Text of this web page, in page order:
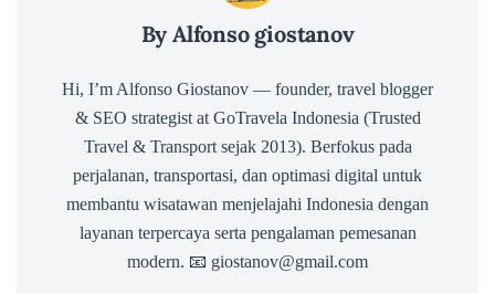
By Alfonso giostanov
Hi, I’m Alfonso Giostanov — founder, travel blogger
& SEO strategist at GoTravela Indonesia (Trusted
Travel & Transport sejak 2013). Berfokus pada
perjalanan, transportasi, dan optimasi digital untuk
membantu wisatawan menjelajahi Indonesia dengan
layanan terpercaya serta pengalaman pemesanan
modern. 📧 giostanov@gmail.com